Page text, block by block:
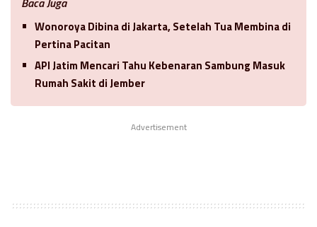
Wonoroya Dibina di Jakarta, Setelah Tua Membina di
Pertina Pacitan
API Jatim Mencari Tahu Kebenaran Sambung Masuk
Rumah Sakit di Jember
Advertisement